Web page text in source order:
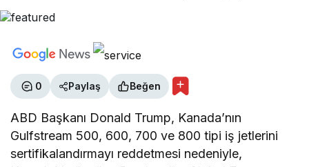
0 Paylaş Beğen
ABD Başkanı Donald Trump, Kanada’nın
Gulfstream 500, 600, 700 ve 800 tipi iş jetlerini
sertifikalandırmayı reddetmesi nedeniyle,